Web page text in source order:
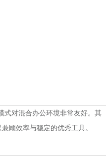
式对混合办公环境非常友好。其
顾效率与稳定的优秀工具。